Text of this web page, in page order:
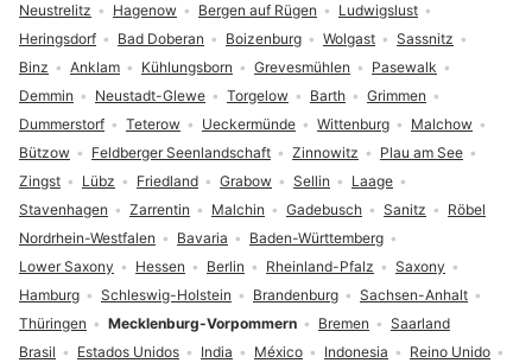
Brasil Estados Unidos India México Indonesia
Reino Unido
Nordrhein-Westfalen Bavaria
Baden-Württemberg
Lower Saxony
Hessen Berlin Rheinland-Pfalz
Saxony
Hamburg
Schleswig-Holstein Brandenburg
Sachsen-Anhalt
Thüringen
Mecklenburg-Vorpommern Bremen Saarland
Neustrelitz
Hagenow Bergen auf Rügen
Ludwigslust
Heringsdorf
Bad Doberan Boizenburg Wolgast
Sassnitz
Binz
Anklam Kühlungsborn Grevesmühlen
Pasewalk
Demmin
Neustadt-Glewe Torgelow Barth
Grimmen
Dummerstorf
Teterow Ueckermünde Wittenburg
Malchow
Bützow
Feldberger Seenlandschaft Zinnowitz
Plau am See
Zingst
Lübz Friedland Grabow Sellin
Laage
Stavenhagen
Zarrentin Malchin Gadebusch Sanitz Röbel